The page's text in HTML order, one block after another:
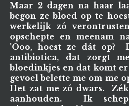
Maar 2 dagen na haar
begon ze bloed op te
werkelijk zó
opschepte en meenam
'Ooo, hoest ze dát op?
antibiotica, dat zorgt
bloedinkjes en dat komt
gevoel belette me om me
Het zat me zó dwars.
aanhouden. Ik